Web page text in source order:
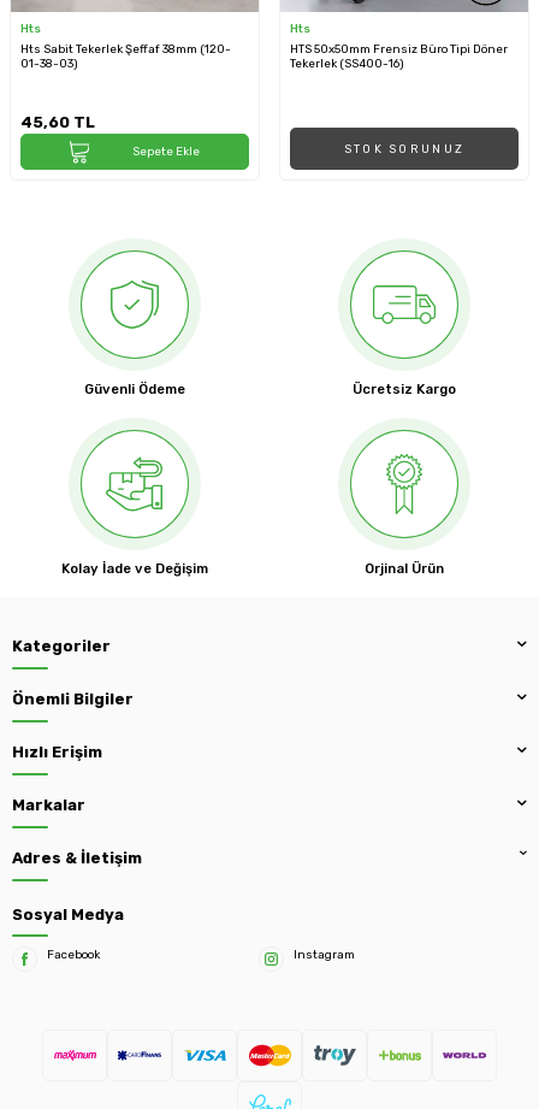
Hts
Hts Sabit Tekerlek Şeffaf 38mm (120-
01-38-03)
45,60 TL
Sepete Ekle
Hts
HTS 50x50mm Frensiz Büro Tipi Döner
Tekerlek (SS400-16)
STOK SORUNUZ
Güvenli Ödeme Ücretsiz Kargo
Kolay İade ve Değişim Orjinal Ürün
Kategoriler
Önemli Bilgiler
Hızlı Erişim
Markalar
Adres & İletişim
Sosyal Medya
Facebook Instagram